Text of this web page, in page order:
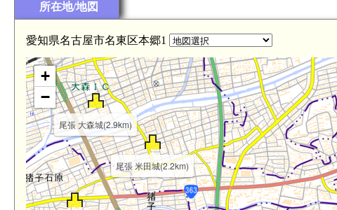
所在地/地図
愛知県名古屋市名東区本郷1
尾張 米田城(2.2km)
尾張 大森城(2.9km)
+
−